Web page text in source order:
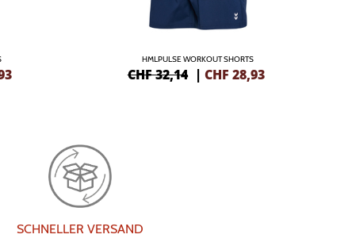
HMLPULSE WORKOUT SHORTS
CHF 32,14 | CHF 28,93
SCHNELLER VERSAND